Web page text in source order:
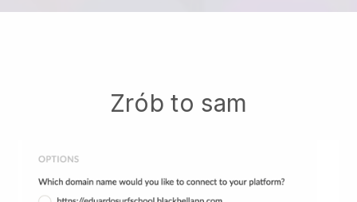
Zrób to sam